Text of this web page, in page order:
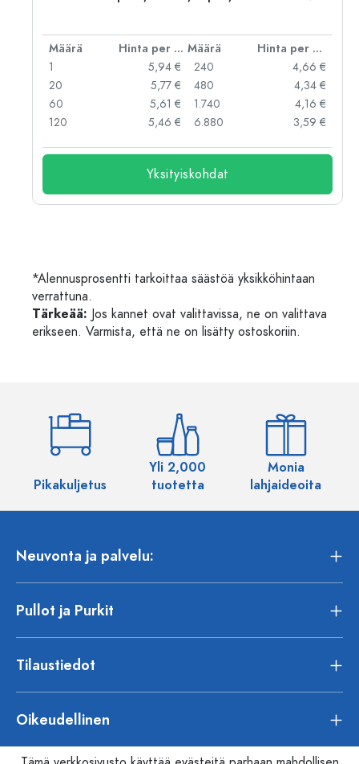
Määrä Hinta per kpl Määrä
Hinta per kpl
1
5,94 €
20
5,77 €
60
5,61 €
120
5,46 €
240
4,66 €
480
4,34 €
1.740
4,16 €
6.880
3,59 €
Yksityiskohdat
*Alennusprosentti tarkoittaa säästöä yksikköhintaan
verrattuna.
Tärkeää: Jos kannet ovat valittavissa, ne on valittava
erikseen. Varmista, että ne on lisätty ostoskoriin.
Pikakuljetus
Yli 2,000
tuotetta
Monia
lahjaideoita
Neuvonta ja palvelu:
Pullot ja Purkit
Tilaustiedot
Oikeudellinen